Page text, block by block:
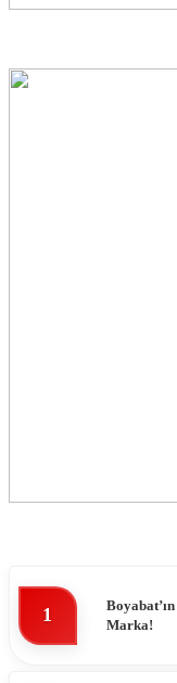
1
Marka!